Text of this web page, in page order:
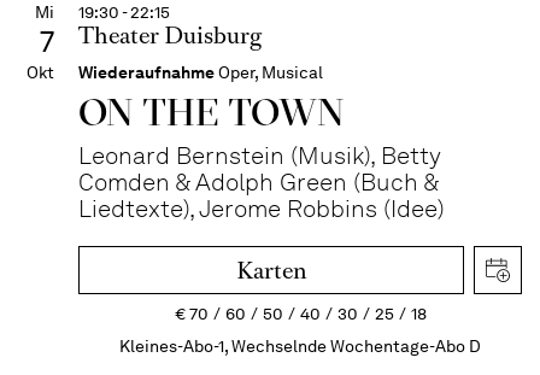
Mi
7
Okt
19:30 - 22:15
Theater Duisburg
WiederaufnahmeOper, Musical
ON THE TOWN
Leonard Bernstein (Musik), Betty
Comden & Adolph Green (Buch &
Liedtexte), Jerome Robbins (Idee)
Karten
€70 60 50 40 30 25
18
Kleines-Abo-1, Wechselnde Wochentage-Abo D